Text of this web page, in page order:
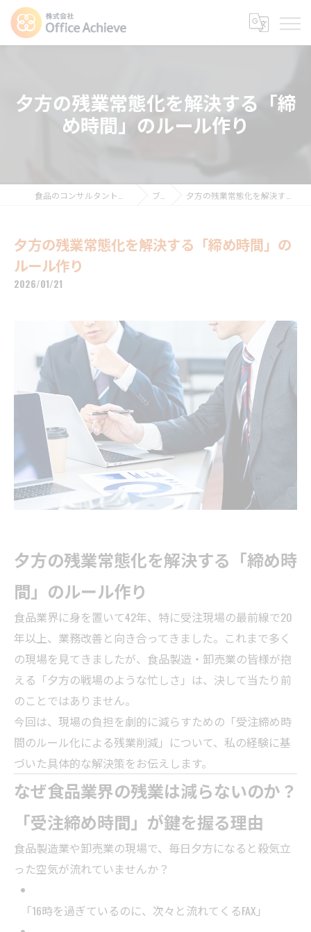
夕方の残業常態化を解決する「締
め時間」のルール作り
ブログ 夕方の残業常態化を解決する「締め時間」のルール作り
夕方の残業常態化を解決する「締め時間」の
ルール作り
2026/01/21
夕方の残業常態化を解決する「締め時
間」のルール作り
食品業界に身を置いて42年、特に受注現場の最前線で20
年以上、業務改善と向き合ってきました。これまで多く
の現場を見てきましたが、食品製造・卸売業の皆様が抱
える「夕方の戦場のような忙しさ」は、決して当たり前
のことではありません。
今回は、現場の負担を劇的に減らすための「受注締め時
間のルール化による残業削減」について、私の経験に基
づいた具体的な解決策をお伝えします。
なぜ食品業界の残業は減らないのか？
「受注締め時間」が鍵を握る理由
食品製造業や卸売業の現場で、毎日夕方になると殺気立
った空気が流れていませんか？
「16時を過ぎているのに、次々と流れてくるFAX」